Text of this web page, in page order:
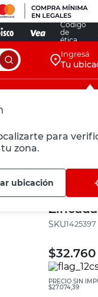
Código
de
ética
Ingresá
Tu
para
zona.
ubicaciónTrabex
Cerrojo
:1425397
$32.760
PRECIO SIN
$27.074,39